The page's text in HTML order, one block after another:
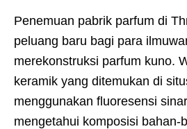
Penemuan pabrik parfum di
peluang baru bagi para
merekonstruksi parfum kuno.
keramik yang ditemukan di
menggunakan fluoresensi
mengetahui komposisi bahan-